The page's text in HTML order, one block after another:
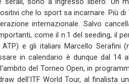
che lo sport sa incarnare. Più
internazionale. Salvo
come il n.1 del seeding, il
e gli italiani Marcello Serafini
in calendario è dunque dal 14
del Torneo Open, in
dell'ITF World Tour, al finalista